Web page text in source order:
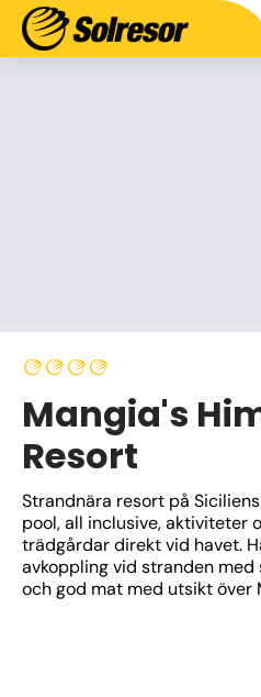
Mangia's
Resort
Strandnära resort på
pool, all inclusive, aktiviteter
trädgårdar direkt vid havet.
avkoppling vid stranden
och god mat med utsikt över